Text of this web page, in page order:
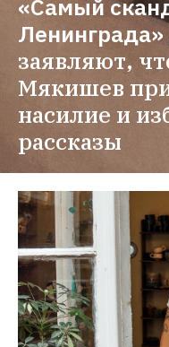
«Самый
Ленинграда»
заявляют,
Мякишев
насилие и
рассказы